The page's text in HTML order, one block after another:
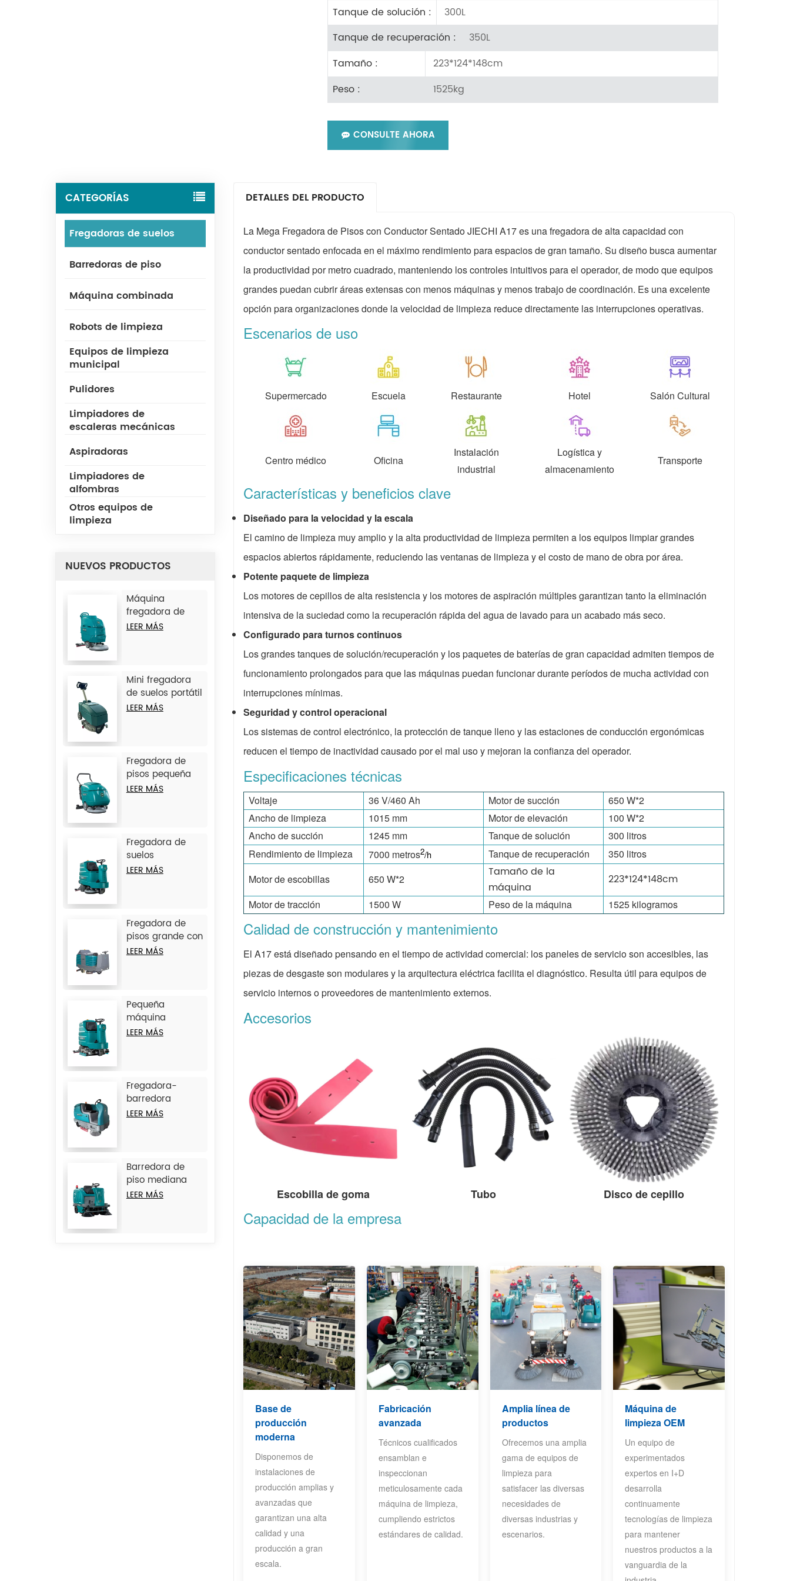
Tanque de solución :
300L
Tanque de recuperación :
350L
Tamaño :
223*124*148cm
Peso :
1525kg
CONSULTE AHORA
CATEGORÍAS
Fregadoras de suelos
Barredoras de piso
Máquina combinada
Robots de limpieza
Equipos de limpieza
municipal
Pulidores
Limpiadores de
escaleras mecánicas
Aspiradoras
Limpiadores de
alfombras
Otros equipos de
limpieza
NUEVOS PRODUCTOS
Máquina
fregadora de
suelos
LEER MÁS
Mini fregadora
de suelos portátil
JIECHI BA350BT
LEER MÁS
Fregadora de
pisos pequeña
con operador a
LEER MÁS
Fregadora de
suelos
autopropulsada
LEER MÁS
Fregadora de
pisos grande con
tres cepillos y
LEER MÁS
Pequeña
máquina
fregadora-
bordo JIECHI
M20
LEER MÁS
Fregadora-
barredora
combinada de
M17
LEER MÁS
Barredora de
piso mediana
con operador a
LEER MÁS
DETALLES DEL PRODUCTO
La Mega Fregadora de Pisos con Conductor Sentado JIECHI A17 es una fregadora de alta capacidad con
conductor sentado enfocada en el máximo rendimiento para espacios de gran tamaño. Su diseño busca aumentar
la productividad por metro cuadrado, manteniendo los controles intuitivos para el operador, de modo que equipos
grandes puedan cubrir áreas extensas con menos máquinas y menos trabajo de coordinación. Es una excelente
opción para organizaciones donde la velocidad de limpieza reduce directamente las interrupciones operativas.
Escenarios de uso
Supermercado Escuela Restaurante Hotel Salón Cultural
Centro médico Oficina
Instalación
industrial
Logística y
almacenamiento
Transporte
Características y beneficios clave
Diseñado para la velocidad y la escala
El camino de limpieza muy amplio y la alta productividad de limpieza permiten a los equipos limpiar grandes
espacios abiertos rápidamente, reduciendo las ventanas de limpieza y el costo de mano de obra por área.
Potente paquete de limpieza
Los motores de cepillos de alta resistencia y los motores de aspiración múltiples garantizan tanto la eliminación
intensiva de la suciedad como la recuperación rápida del agua de lavado para un acabado más seco.
Configurado para turnos continuos
Los grandes tanques de solución/recuperación y los paquetes de baterías de gran capacidad admiten tiempos de
funcionamiento prolongados para que las máquinas puedan funcionar durante períodos de mucha actividad con
interrupciones mínimas.
Seguridad y control operacional
Los sistemas de control electrónico, la protección de tanque lleno y las estaciones de conducción ergonómicas
reducen el tiempo de inactividad causado por el mal uso y mejoran la confianza del operador.
Especificaciones técnicas
Voltaje 36 V/460 Ah Motor de succión
650 W*2
Ancho de limpieza
1015 mm Motor de elevación
100 W*2
Ancho de succión
1245 mm Tanque de solución
300 litros
Rendimiento de limpieza
7000 metros2/h Tanque de recuperación
350 litros
Motor de escobillas
650 W*2
Tamaño de la
máquina
223*124*148cm
Motor de tracción 1500 W Peso de la máquina 1525 kilogramos
Calidad de construcción y mantenimiento
El A17 está diseñado pensando en el tiempo de actividad comercial: los paneles de servicio son accesibles, las
piezas de desgaste son modulares y la arquitectura eléctrica facilita el diagnóstico. Resulta útil para equipos de
servicio internos o proveedores de mantenimiento externos.
Accesorios
Escobilla de goma Tubo Disco de cepillo
Capacidad de la empresa
Base de
producción
moderna
Disponemos de
instalaciones de
producción amplias y
avanzadas que
garantizan una alta
calidad y una
producción a gran
escala.
Fabricación
avanzada
Técnicos cualificados
ensamblan e
inspeccionan
meticulosamente cada
máquina de limpieza,
cumpliendo estrictos
estándares de calidad.
Amplia línea de
productos
Ofrecemos una amplia
gama de equipos de
limpieza para
satisfacer las diversas
necesidades de
diversas industrias y
escenarios.
Máquina de
limpieza OEM
Un equipo de
experimentados
expertos en I+D
desarrolla
continuamente
tecnologías de limpieza
para mantener
nuestros productos a la
vanguardia de la